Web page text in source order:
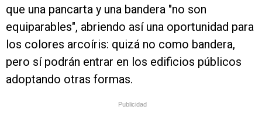
que una pancarta y una bandera "no son
equiparables", abriendo así una oportunidad para
los colores arcoíris: quizá no como bandera,
pero sí podrán entrar en los edificios públicos
adoptando otras formas.
Publicidad